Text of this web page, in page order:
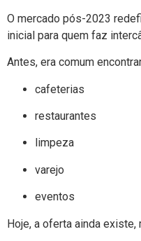
O mercado pós-2023
inicial para quem faz
Antes, era comum
cafeterias
restaurantes
limpeza
varejo
eventos
Hoje, a oferta ainda